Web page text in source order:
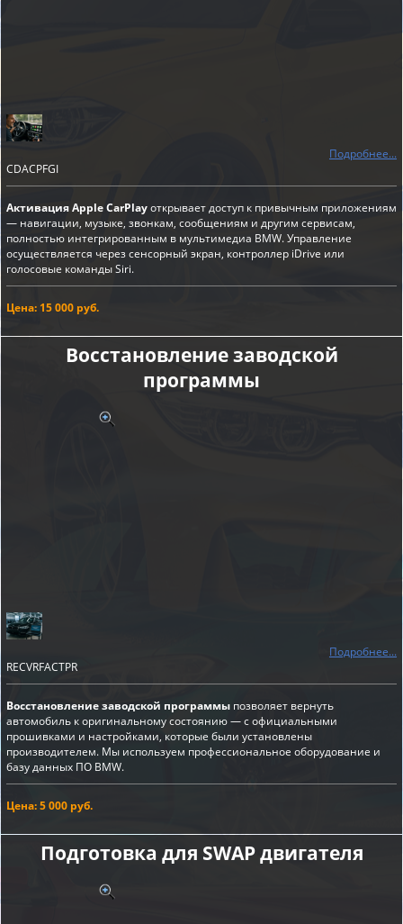
Подробнее...
CDACPFGI
Активация Apple CarPlayоткрывает доступ к привычным приложениям
— навигации, музыке, звонкам, сообщениям и другим сервисам,
полностью интегрированным в мультимедиа BMW. Управление
осуществляется через сенсорный экран, контроллер iDrive или
голосовые команды Siri.
Цена: 15 000 руб.
Восстановление заводской
программы
Подробнее...
RECVRFACTPR
Восстановление заводской программы позволяет вернуть
автомобиль к оригинальному состоянию — с официальными
прошивками и настройками, которые были установлены
производителем. Мы используем профессиональное оборудование и
базу данных ПО BMW.
Цена: 5 000 руб.
Подготовка для SWAP двигателя